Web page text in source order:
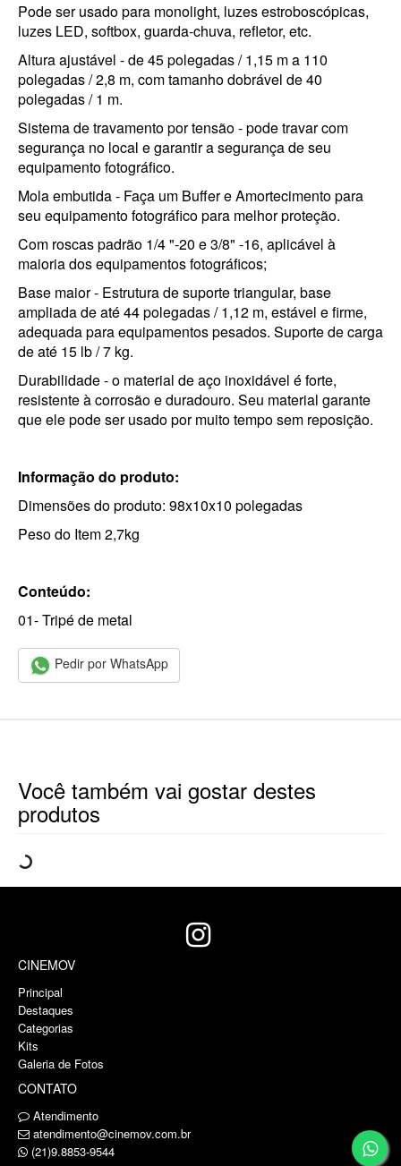
Pode ser usado para monolight, luzes estroboscópicas,
luzes LED, softbox, guarda-chuva, refletor, etc.
Altura ajustável - de 45 polegadas / 1,15 m a 110
polegadas / 2,8 m, com tamanho dobrável de 40
polegadas / 1 m.
Sistema de travamento por tensão - pode travar com
segurança no local e garantir a segurança de seu
equipamento fotográfico.
Mola embutida - Faça um Buffer e Amortecimento para
seu equipamento fotográfico para melhor proteção.
Com roscas padrão 1/4 "-20 e 3/8" -16, aplicável à
maioria dos equipamentos fotográficos;
Base maior - Estrutura de suporte triangular, base
ampliada de até 44 polegadas / 1,12 m, estável e firme,
adequada para equipamentos pesados. Suporte de carga
de até 15 lb / 7 kg.
Durabilidade - o material de aço inoxidável é forte,
resistente à corrosão e duradouro. Seu material garante
que ele pode ser usado por muito tempo sem reposição.
Informação do produto:
Dimensões do produto: 98x10x10 polegadas
Peso do Item 2,7kg
Conteúdo:
01- Tripé de metal
Pedir por WhatsApp
Você também vai gostar destes
produtos
CINEMOV
Principal
Destaques
Categorias
Kits
Galeria de Fotos
CONTATO
Atendimento
atendimento@cinemov.com.br
(21)9.8853-9544